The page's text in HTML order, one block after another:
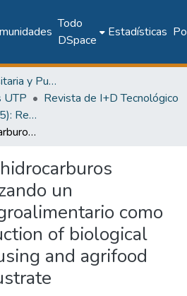
Todo
DSpace
Estadísticas
Editorial Universitaria y Publicaciones Seriadas
UTP
Revista de I+D Tecnológico
Vol. 11, Núm. 2 (2015): Revista I+D Tecnológico
Producción de hidrocarburos biológicos utilizando un subproducto agroalimentario como sustrato. Production of biological hydrocarbons using and agrifood product as a sustrate
un
como
of biological
and agrifood